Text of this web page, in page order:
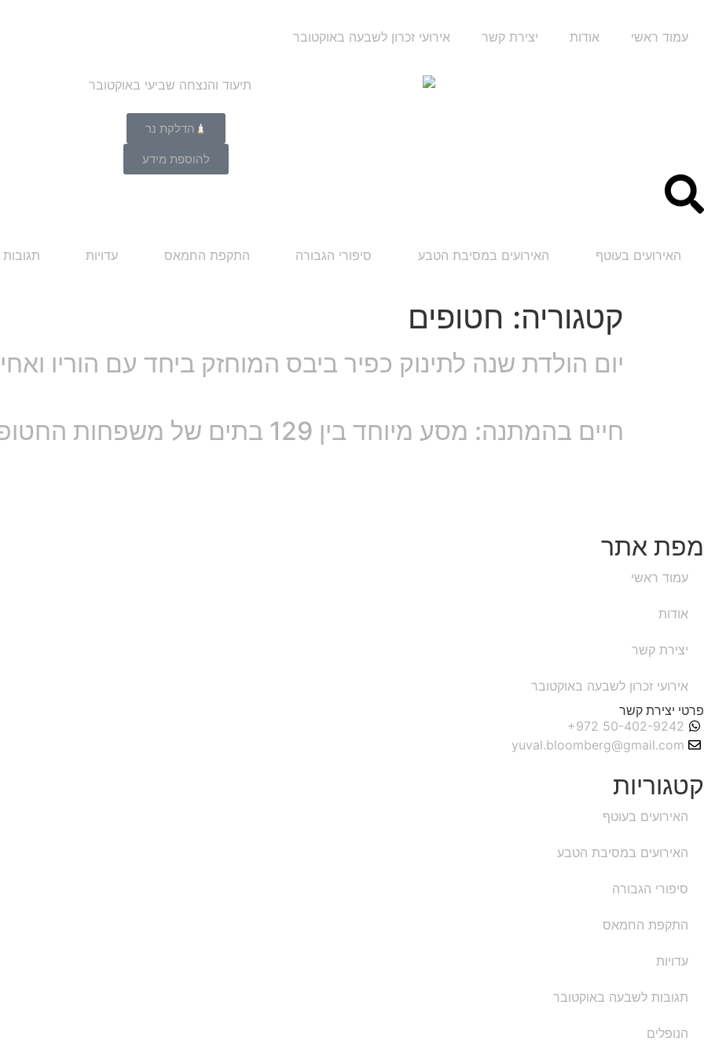
עמוד ראשי אודות יצירת קשר אירועי זכרון לשבעה באוקטובר
הדלקת נר
להוספת מידע
האירועים בעוטף האירועים במסיבת הטבע סיפורי הגבורה התקפת החמאס עדויות
קטגוריה: חטופים
יום הולדת שנה לתינוק כפיר ביבס המוחזק ביחד עם הוריו
חיים בהמתנה: מסע מיוחד בין 129 בתים של משפחות החטופים – כאן
מפת אתר
עמוד ראשי
אודות
יצירת קשר
אירועי זכרון לשבעה באוקטובר
פרטי יצירת קשר
yuval.bloomberg@gmail.com
קטגוריות
האירועים בעוטף
האירועים במסיבת הטבע
סיפורי הגבורה
התקפת החמאס
עדויות
תגובות לשבעה באוקטובר
הנופלים